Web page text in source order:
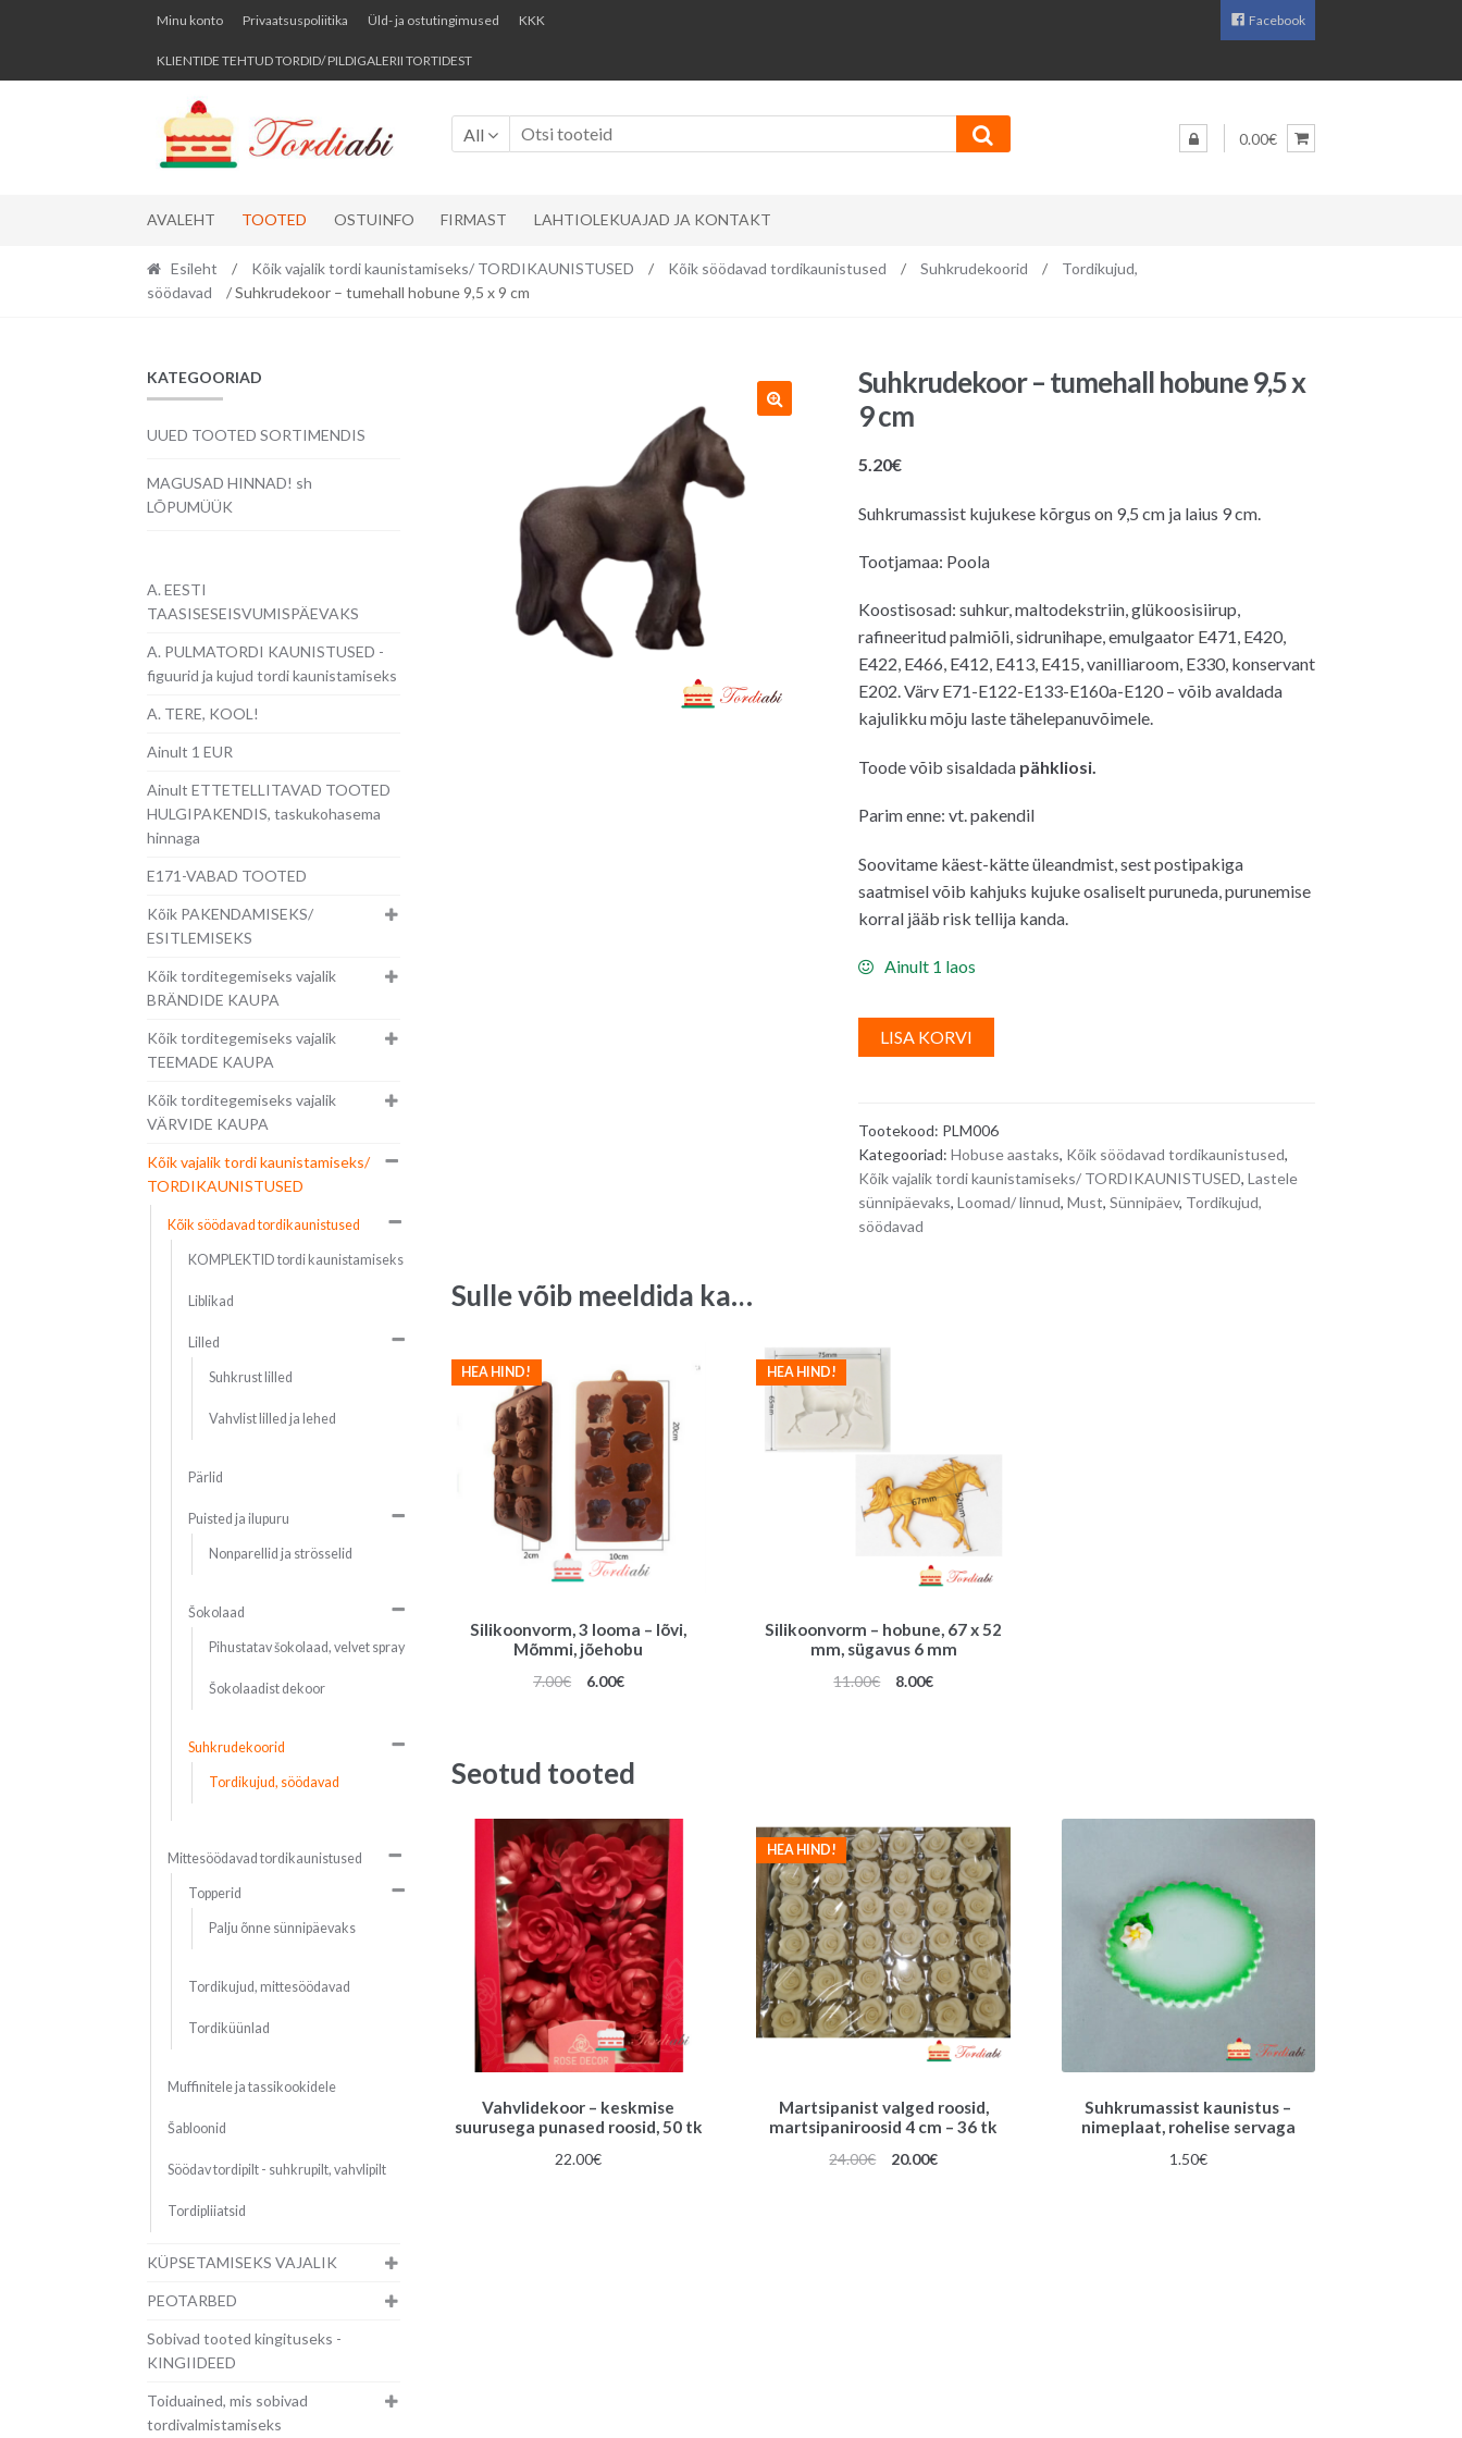
Skip
navigation
Skip
content
Minu konto Privaatsuspoliitika Üld- ja ostutingimused KKK
KLIENTIDE TEHTUD TORDID/ PILDIGALERII TORTIDEST
Facebook
All 0.00€
AVALEHT TOOTED OSTUINFO FIRMAST LAHTIOLEKUAJAD JA KONTAKT
Esileht / Kõik vajalik tordi kaunistamiseks/ TORDIKAUNISTUSED / Kõik söödavad tordikaunistused / Suhkrudekoorid /
Tordikujud,
söödavad
/ Suhkrudekoor – tumehall hobune 9,5 x 9 cm
Suhkrudekoor – tumehall hobune 9,5 x
9 cm
5.20€
Suhkrumassist kujukese kõrgus on 9,5 cm ja laius 9 cm.
Tootjamaa: Poola
Koostisosad: suhkur, maltodekstriin, glükoosisiirup,
rafineeritud palmiõli, sidrunihape, emulgaator E471, E420,
E422, E466, E412, E413, E415, vanilliaroom, E330, konservant
E202. Värv E71-E122-E133-E160a-E120 – võib avaldada
kajulikku mõju laste tähelepanuvõimele.
Toode võib sisaldadapähkliosi.
Parim enne: vt. pakendil
Soovitame käest-kätte üleandmist, sest postipakiga
saatmisel võib kahjuks kujuke osaliselt puruneda, purunemise
korral jääb risk tellija kanda.
Ainult 1 laos
LISA KORVI
l
r
Tootekood: PLM006
Kategooriad: Hobuse aastaks, Kõik söödavad tordikaunistused,
Kõik vajalik tordi kaunistamiseks/ TORDIKAUNISTUSED, Lastele
sünnipäevaks, Loomad/ linnud, Must, Sünnipäev, Tordikujud,
söödavad
Sulle võib meeldida ka…
Silikoonvorm, 3 looma – lõvi,
Mõmmi, jõehobu
HEA HIND!
7.00€
Algne
6.00€Praegune
Silikoonvorm – hobune, 67 x 52
mm, sügavus 6 mm
HEA HIND!
11.00€
Algne
8.00€Praegune
Seotud tooted
Vahvlidekoor – keskmise
suurusega punased roosid, 50 tk
22.00€
Martsipanist valged roosid,
martsipaniroosid 4 cm – 36 tk
HEA HIND!
24.00€
Algne
20.00€Praegune
Suhkrumassist kaunistus –
nimeplaat, rohelise servaga
1.50€
KATEGOORIAD
UUED TOOTED SORTIMENDIS
MAGUSAD HINNAD! sh
LÕPUMÜÜK
A. EESTI
TAASISESEISVUMISPÄEVAKS
A. PULMATORDI KAUNISTUSED -
figuurid ja kujud tordi kaunistamiseks
A. TERE, KOOL!
Ainult 1 EUR
Ainult ETTETELLITAVAD TOOTED
HULGIPAKENDIS, taskukohasema
hinnaga
E171-VABAD TOOTED
Kõik PAKENDAMISEKS/
ESITLEMISEKS
Kõik torditegemiseks vajalik
BRÄNDIDE KAUPA
Kõik torditegemiseks vajalik
TEEMADE KAUPA
Kõik torditegemiseks vajalik
VÄRVIDE KAUPA
Kõik vajalik tordi kaunistamiseks/
TORDIKAUNISTUSED
Kõik söödavad tordikaunistused
KOMPLEKTID tordi kaunistamiseks
Liblikad
Lilled
Suhkrust lilled
Vahvlist lilled ja lehed
Pärlid
Puisted ja ilupuru
Nonparellid ja strösselid
Šokolaad
Pihustatav šokolaad, velvet spray
Šokolaadist dekoor
Suhkrudekoorid
Tordikujud, söödavad
Mittesöödavad tordikaunistused
Topperid
Palju õnne sünnipäevaks
Tordikujud, mittesöödavad
Tordiküünlad
Muffinitele ja tassikookidele
Šabloonid
Söödav tordipilt - suhkrupilt, vahvlipilt
Tordipliiatsid
KÜPSETAMISEKS VAJALIK
PEOTARBED
Sobivad tooted kingituseks -
KINGIIDEED
Toiduained, mis sobivad
tordivalmistamiseks